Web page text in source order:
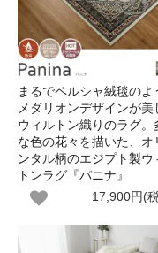
まるでペルシャ絨毯のよ
メダリオンデザインが美
ウィルトン織りのラグ。
な色の花々を描いた、オ
ンタル柄のエジプト製ウ
トンラグ『パニナ』
17,900円(